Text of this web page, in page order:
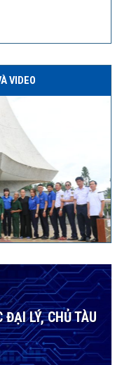
VIDEO
ĐẠI LÝ, CHỦ TÀU